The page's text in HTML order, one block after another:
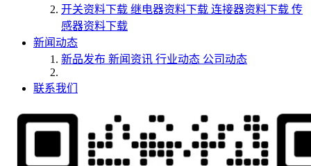
开关资料下载 继电器资料下载 连接器资料下载 传
感器资料下载
新闻动态
新品发布 新闻资讯 行业动态 公司动态
联系我们